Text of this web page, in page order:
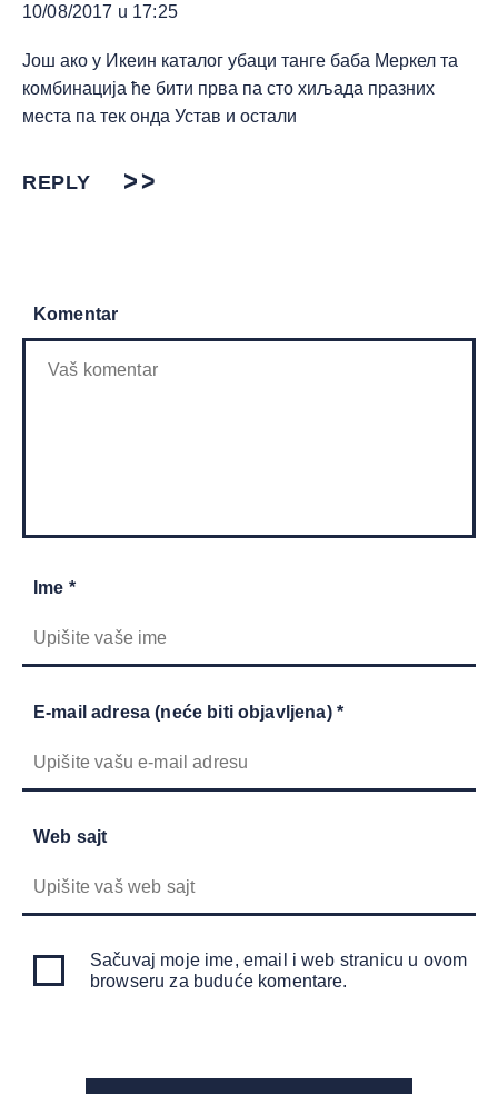
10/08/2017 u 17:25
Још ако у Икеин каталог убаци танге баба Меркел та
комбинација ће бити прва па сто хиљада празних
места па тек онда Устав и остали
REPLY
Komentar
Ime *
E-mail adresa (neće biti objavljena) *
Web sajt
Sačuvaj moje ime, email i web stranicu u ovom
browseru za buduće komentare.